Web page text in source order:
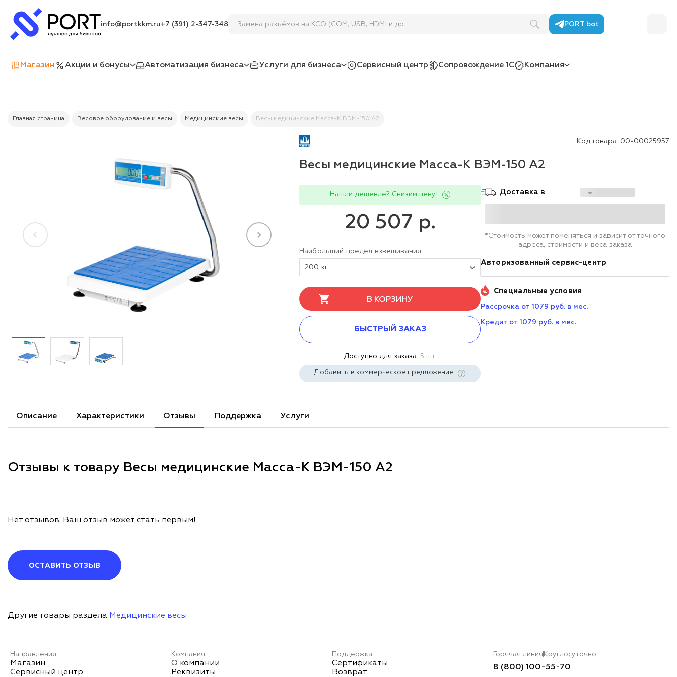
info@portkkm.ru+7 (391) 2-347-348 Замена разъёмов на КСО (COM, USB, HDMI и др.) PORT bot
Магазин Акции и бонусы Автоматизация бизнеса Услуги для бизнеса Сервисный центр Сопровождение 1С Компания
Главная страница Весовое оборудование и весы Медицинские весы Весы медицинские Масса-К ВЭМ-150 А2
Код товара: 00-00025957
Весы медицинские Масса-К ВЭМ-150 А2
Нашли дешевле? Снизим цену!
20 507 р.
Наибольший предел взвешивания:
200 кг
В КОРЗИНУ
БЫСТРЫЙ ЗАКАЗ
Доступно для заказа: 5 шт.
Добавить в коммерческое предложение
Доставка в
*Стоимость может поменяться и зависит от точного
адреса, стоимости и веса заказа
Авторизованный сервис-центр
Специальные условия
Рассрочка от 1079 руб. в мес.
Кредит от 1079 руб. в мес.
Описание Характеристики Отзывы Поддержка Услуги
Отзывы к товару Весы медицинские Масса-К ВЭМ-150 А2
Нет отзывов. Ваш отзыв может стать первым!
ОСТАВИТЬ ОТЗЫВ
Другие товары раздела Медицинские весы
Направления
Магазин
Сервисный центр
Компания
О компании
Реквизиты
Поддержка
Сертификаты
Возврат
Горячая линия Круглосуточно
8 (800) 100-55-70